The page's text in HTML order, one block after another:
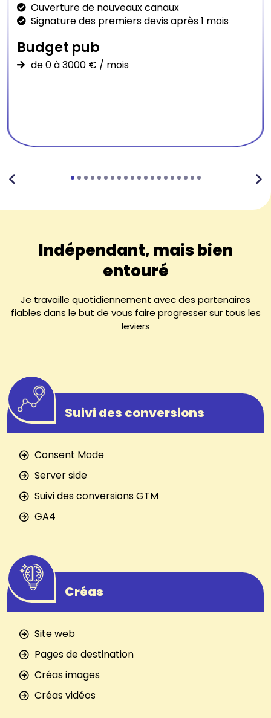
Ouverture de nouveaux canaux
Signature des premiers devis après 1 mois
Budget pub
de 0 à 3000 € / mois
Indépendant, mais bien
entouré
Je travaille quotidiennement avec des partenaires
fiables dans le but de vous faire progresser sur tous les
leviers
Suivi des conversions
Consent Mode
Server side
Suivi des conversions GTM
GA4
Créas
Site web
Pages de destination
Créas images
Créas vidéos